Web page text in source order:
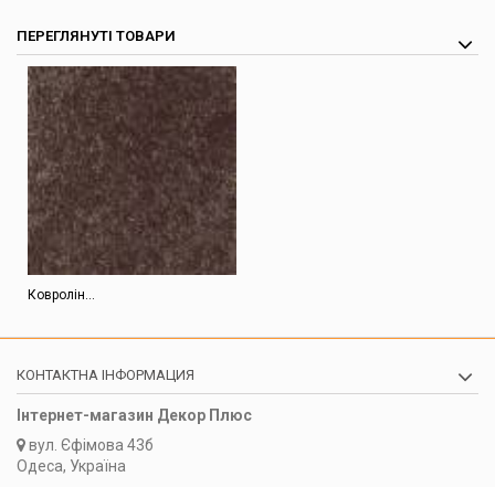
ПЕРЕГЛЯНУТІ ТОВАРИ
Ковролін...
КОНТАКТНА ІНФОРМАЦИЯ
Інтернет-магазин Декор Плюс
вул. Єфімова 43б
Одеса, Україна